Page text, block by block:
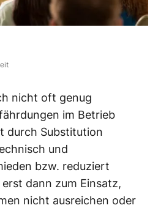
nicht oft genug
im Betrieb
durch Substitution
und
bzw. reduziert
dann zum Einsatz,
nicht ausreichen oder